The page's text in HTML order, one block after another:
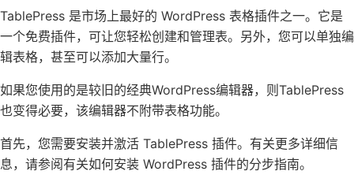
TablePress 是市场上最好的 WordPress 表格插件之一。它是
一个免费插件，可让您轻松创建和管理表。另外，您可以单独编
辑表格，甚至可以添加大量行。
如果您使用的是较旧的经典WordPress编辑器，则TablePress
也变得必要，该编辑器不附带表格功能。
首先，您需要安装并激活 TablePress 插件。有关更多详细信
息，请参阅有关如何安装 WordPress 插件的分步指南。